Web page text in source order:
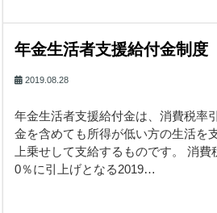
年金生活者支援給付金制度
2019.08.28
年金生活者支援給付金は、消費税率
金を含めても所得が低い方の生活を
上乗せして支給するものです。 消
0％に引上げとなる2019…